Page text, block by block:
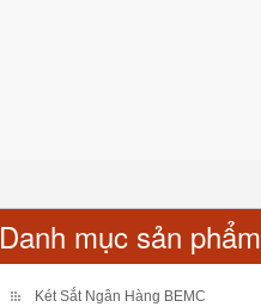
Danh mục sản phẩm
Két Sắt Ngân Hàng BEMC